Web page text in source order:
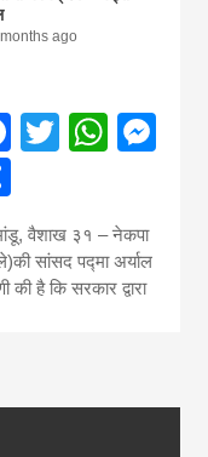
ago
Facebook
Twitter
Share
वैशाख ३१ – नेकपा
सांसद पद्मा अर्याल
की है कि सरकार द्वारा